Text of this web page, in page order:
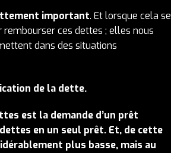
important. Et lorsque cela se
ces dettes ; elles nous
dans des situations
de la dette.
est la demande d’un prêt
en un seul prêt. Et, de cette
plus basse, mais au